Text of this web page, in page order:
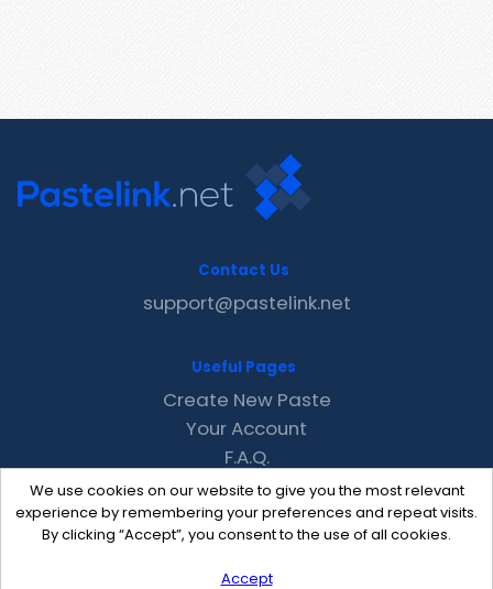
We use cookies on our website to give you the most relevant
experience by remembering your preferences and repeat visits.
By clicking “Accept”, you consent to the use of all cookies.
Accept
Contact Us
support@pastelink.net
Useful Pages
Create New Paste
Your Account
F.A.Q.
Recent
Contact